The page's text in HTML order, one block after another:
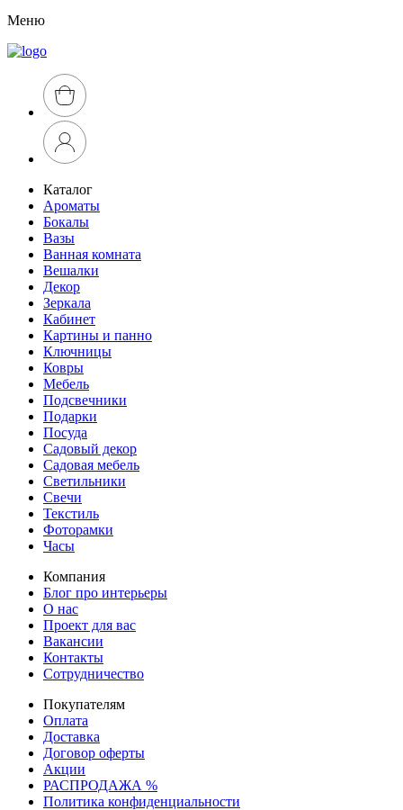
Меню
Каталог
Ароматы
Бокалы
Вазы
Ванная комната
Вешалки
Декор
Зеркала
Кабинет
Картины и панно
Ключницы
Ковры
Мебель
Подсвечники
Подарки
Посуда
Садовый декор
Садовая мебель
Светильники
Свечи
Текстиль
Фоторамки
Часы
Компания
Блог про интерьеры
О нас
Проект для вас
Вакансии
Контакты
Сотрудничество
Покупателям
Оплата
Доставка
Договор оферты
Акции
РАСПРОДАЖА %
Политика конфиденциальности